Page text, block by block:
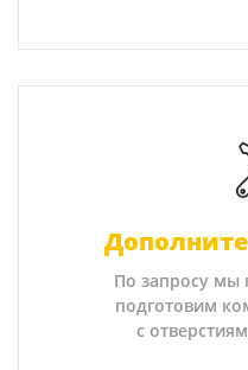
По запросу
подготовим
с